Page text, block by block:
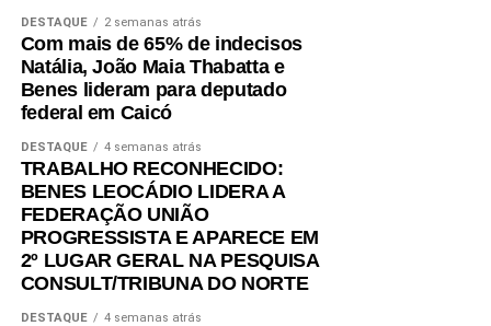
O estudo também aponta que outros municípios da região
do Seridó, como Ouro Branco, Cruzeta, Jardim do Seridó
e Acari, apresentam indicadores semelhantes em razão
da combinação entre atividade industrial, pecuária
leiteira, comércio, setor público e indicadores de
desenvolvimento humano superiores aos registrados em
boa parte do interior potiguar.
Fonte: Fonte: www.mds.gov.br
DESTAQUE 2 semanas atrás
Com mais de 65% de indecisos
Natália, João Maia Thabatta e
Benes lideram para deputado
federal em Caicó
DESTAQUE 4 semanas atrás
TRABALHO RECONHECIDO:
BENES LEOCÁDIO LIDERA A
FEDERAÇÃO UNIÃO
PROGRESSISTA E APARECE EM
2º LUGAR GERAL NA PESQUISA
CONSULT/TRIBUNA DO NORTE
DESTAQUE 4 semanas atrás